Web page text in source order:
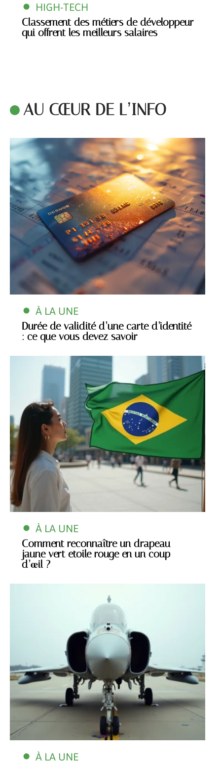
HIGH-TECH
Classement des métiers de développeur
qui offrent les meilleurs salaires
AU CŒUR DE L’INFO
À LA UNE
Durée de validité d’une carte d’identité
: ce que vous devez savoir
À LA UNE
Comment reconnaître un drapeau
jaune vert etoile rouge en un coup
d’œil ?
À LA UNE